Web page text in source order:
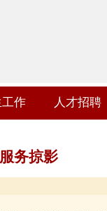
作 人才招聘
务掠影